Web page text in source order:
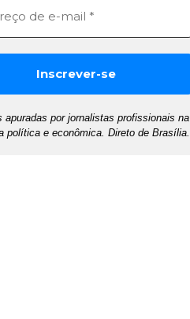
apuradas por jornalistas profissionais na
política e econômica. Direto de Brasília.